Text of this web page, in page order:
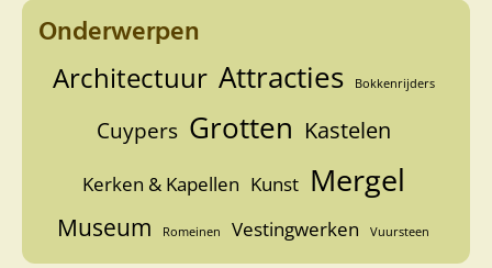
Onderwerpen
Architectuur Attracties Bokkenrijders
Cuypers Grotten Kastelen
Kerken & Kapellen Kunst Mergel
Museum Romeinen Vestingwerken Vuursteen